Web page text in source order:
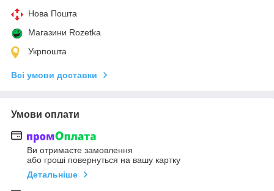
Нова Пошта
Магазини Rozetka
Укрпошта
Всі умови доставки
Умови оплати
Ви отримаєте замовлення
або гроші повернуться на вашу картку
Детальніше